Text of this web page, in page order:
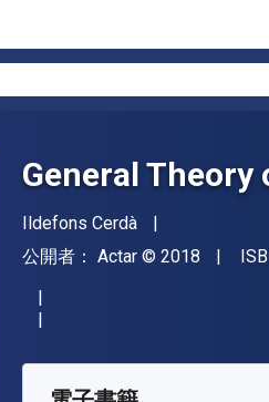
General
著者
Ildefons Cerdà
出版社
公開者： Actar 著作権
© 2018
SKU: